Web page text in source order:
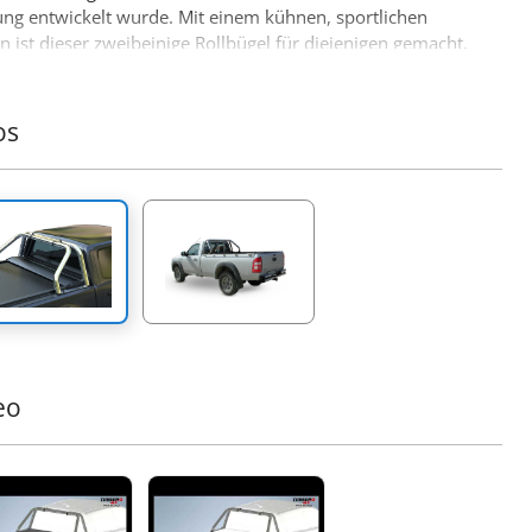
entwickelt wurde. Mit einem kühnen, sportlichen
ist dieser zweibeinige Rollbügel für diejenigen gemacht,
Edelstahlkonstruktion:
Aussehen.
Anpassungsfähigkeit:Unser innovatives,
Design passt sich perfekt den Abmessungen der
Ihres Trucks an und ermöglicht eine nahtlose,
Montage.
Stärke und Haltbarkeit bei hoher
gewährleistet.
mit Nebelscheinwerfern:Ausgestattet mit
maßgeschneiderten Edelstahlplatte, die zusätzliche
unterstützt und eine verbesserte Sichtbarkeit bei
Abenteuer sicherstellt.